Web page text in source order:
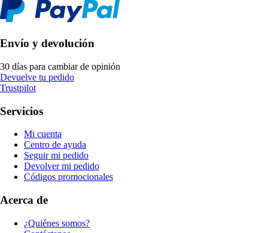
Envío y devolución
30 días para cambiar de opinión
Devuelve tu pedido
Trustpilot
Servicios
Mi cuenta
Centro de ayuda
Seguir mi pedido
Devolver mi pedido
Códigos promocionales
Acerca de
¿Quiénes somos?